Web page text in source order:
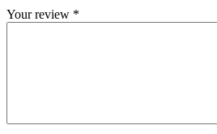
Your review *